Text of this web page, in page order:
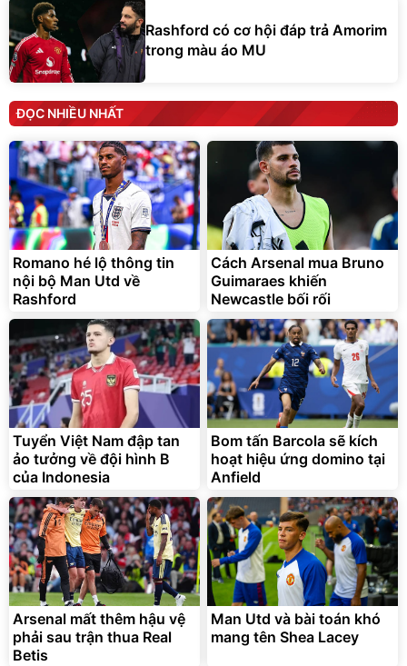
Rashford có cơ hội đáp trả Amorim
trong màu áo MU
ĐỌC NHIỀU NHẤT
Romano hé lộ thông tin
nội bộ Man Utd về
Rashford
Cách Arsenal mua Bruno
Guimaraes khiến
Newcastle bối rối
Tuyển Việt Nam đập tan
ảo tưởng về đội hình B
của Indonesia
Bom tấn Barcola sẽ kích
hoạt hiệu ứng domino tại
Anfield
Arsenal mất thêm hậu vệ
phải sau trận thua Real
Betis
Man Utd và bài toán khó
mang tên Shea Lacey